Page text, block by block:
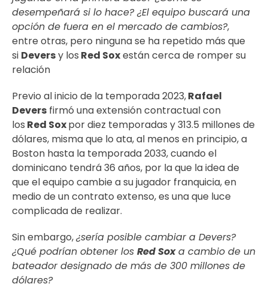
desempeñará si lo hace? ¿El equipo buscará una
opción de fuera en el mercado de cambios?,
entre otras, pero ninguna se ha repetido más que
si Deversy los Red Soxestán cerca de romper su
relación
Previo al inicio de la temporada 2023,Rafael
Devers firmó una extensión contractual con
los Red Soxpor diez temporadas y 313.5 millones de
dólares, misma que lo ata, al menos en principio, a
Boston hasta la temporada 2033, cuando el
dominicano tendrá 36 años, por la que la idea de
que el equipo cambie a su jugador franquicia, en
medio de un contrato extenso, es una que luce
complicada de realizar.
Sin embargo,¿sería posible cambiar a Devers?
¿Qué podrían obtener los Red Soxa cambio de un
bateador designado de más de 300 millones de
dólares?